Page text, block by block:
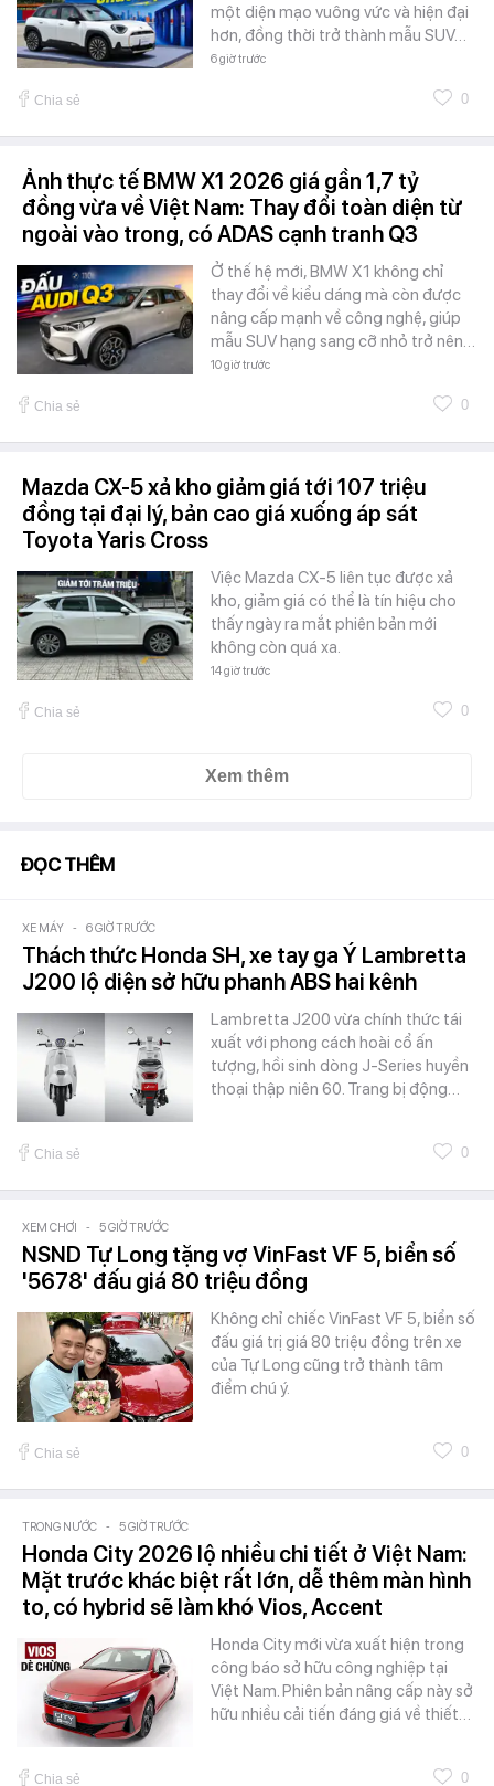
một diện mạo vuông vức và hiện đại
hơn, đồng thời trở thành mẫu SUV…
6 giờ trước
Chia sẻ 0
Ảnh thực tế BMW X1 2026 giá gần 1,7 tỷ
đồng vừa về Việt Nam: Thay đổi toàn diện từ
ngoài vào trong, có ADAS cạnh tranh Q3
Ở thế hệ mới, BMW X1 không chỉ
thay đổi về kiểu dáng mà còn được
nâng cấp mạnh về công nghệ, giúp
mẫu SUV hạng sang cỡ nhỏ trở nên…
10 giờ trước
Chia sẻ 0
Mazda CX-5 xả kho giảm giá tới 107 triệu
đồng tại đại lý, bản cao giá xuống áp sát
Toyota Yaris Cross
Việc Mazda CX-5 liên tục được xả
kho, giảm giá có thể là tín hiệu cho
thấy ngày ra mắt phiên bản mới
không còn quá xa.
14 giờ trước
Chia sẻ 0
Xem thêm
ĐỌC THÊM
XE MÁY - 6 GIỜ TRƯỚC
Thách thức Honda SH, xe tay ga Ý Lambretta
J200 lộ diện sở hữu phanh ABS hai kênh
Lambretta J200 vừa chính thức tái
xuất với phong cách hoài cổ ấn
tượng, hồi sinh dòng J-Series huyền
thoại thập niên 60. Trang bị động…
Chia sẻ 0
XEM CHƠI - 5 GIỜ TRƯỚC
NSND Tự Long tặng vợ VinFast VF 5, biển số
'5678' đấu giá 80 triệu đồng
Không chỉ chiếc VinFast VF 5, biển số
đấu giá trị giá 80 triệu đồng trên xe
của Tự Long cũng trở thành tâm
điểm chú ý.
Chia sẻ 0
TRONG NƯỚC - 5 GIỜ TRƯỚC
Honda City 2026 lộ nhiều chi tiết ở Việt Nam:
Mặt trước khác biệt rất lớn, dễ thêm màn hình
to, có hybrid sẽ làm khó Vios, Accent
Honda City mới vừa xuất hiện trong
công báo sở hữu công nghiệp tại
Việt Nam. Phiên bản nâng cấp này sở
hữu nhiều cải tiến đáng giá về thiết…
Chia sẻ 0